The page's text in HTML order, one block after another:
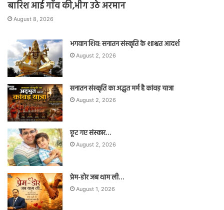
बारिश आई गाँव की,भीग उठे अरमान
August 8, 2026
भगवान शिव: सनातन संस्कृति के शाश्वत आदर्श
August 2, 2026
सनातन संस्कृति का अद्भुत मर्म है कांवड़ यात्रा
August 2, 2026
छूट गए संस्कार…
August 2, 2026
प्रेम-डोर जब थाम ली…
August 1, 2026